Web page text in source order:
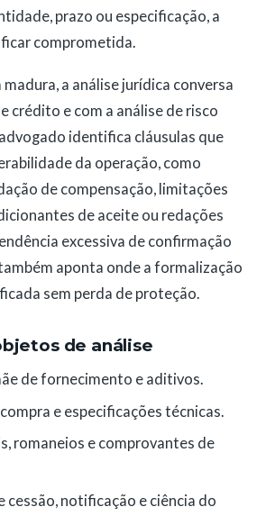
prazo ou especificação, a
comprometida.
madura, a análise jurídica conversa
crédito e com a análise de risco
identifica cláusulas que
da operação, como
de compensação, limitações
de aceite ou redações
excessiva de confirmação
aponta onde a formalização
sem perda de proteção.
de análise
de fornecimento e aditivos.
e especificações técnicas.
romaneios e comprovantes de
cessão, notificação e ciência do